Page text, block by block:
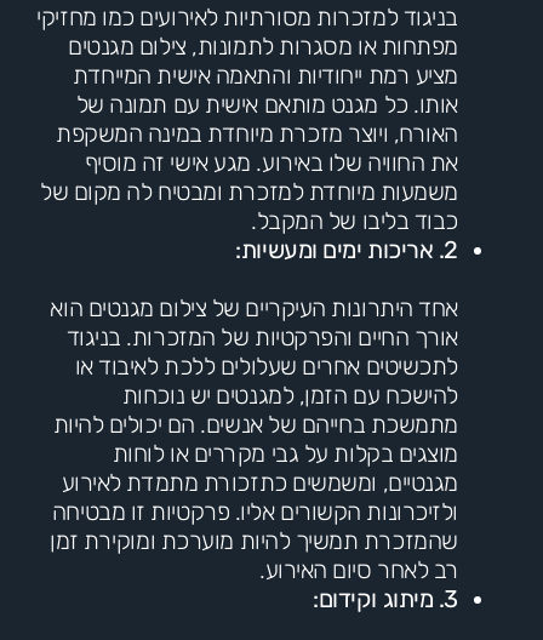
בניגוד למזכרות מסורתיות לאירועים כמו מחזיקי
מפתחות או מסגרות לתמונות, צילום מגנטים
מציע רמת ייחודיות והתאמה אישית המייחדת
אותו. כל מגנט מותאם אישית עם תמונה של
האורח, ויוצר מזכרת מיוחדת במינה המשקפת
את החוויה שלו באירוע. מגע אישי זה מוסיף
משמעות מיוחדת למזכרת ומבטיח לה מקום של
כבוד בליבו של המקבל.
2. אריכות ימים ומעשיות:
אחד היתרונות העיקריים של צילום מגנטים הוא
אורך החיים והפרקטיות של המזכרות. בניגוד
לתכשיטים אחרים שעלולים ללכת לאיבוד או
להישכח עם הזמן, למגנטים יש נוכחות
מתמשכת בחייהם של אנשים. הם יכולים להיות
מוצגים בקלות על גבי מקררים או לוחות
מגנטיים, ומשמשים כתזכורת מתמדת לאירוע
ולזיכרונות הקשורים אליו. פרקטיות זו מבטיחה
שהמזכרת תמשיך להיות מוערכת ומוקירת זמן
רב לאחר סיום האירוע.
3. מיתוג וקידום: